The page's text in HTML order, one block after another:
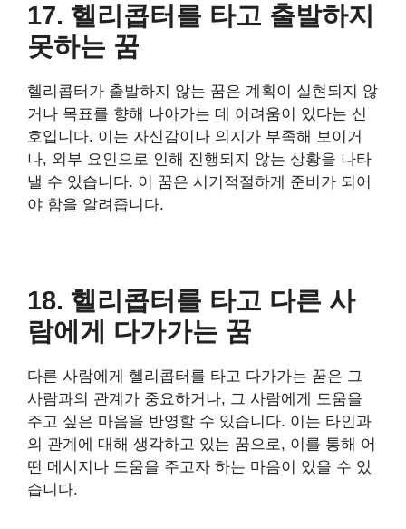
17. 헬리콥터를 타고 출발하지
못하는 꿈
헬리콥터가 출발하지 않는 꿈은 계획이 실현되지 않
거나 목표를 향해 나아가는 데 어려움이 있다는 신
호입니다. 이는 자신감이나 의지가 부족해 보이거
나, 외부 요인으로 인해 진행되지 않는 상황을 나타
낼 수 있습니다. 이 꿈은 시기적절하게 준비가 되어
야 함을 알려줍니다.
18. 헬리콥터를 타고 다른 사
람에게 다가가는 꿈
다른 사람에게 헬리콥터를 타고 다가가는 꿈은 그
사람과의 관계가 중요하거나, 그 사람에게 도움을
주고 싶은 마음을 반영할 수 있습니다. 이는 타인과
의 관계에 대해 생각하고 있는 꿈으로, 이를 통해 어
떤 메시지나 도움을 주고자 하는 마음이 있을 수 있
습니다.